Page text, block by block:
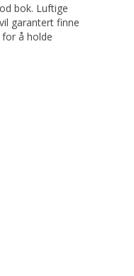
bok. Luftige
garantert finne
å holde